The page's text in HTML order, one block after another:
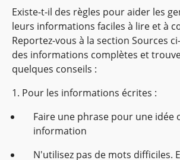
Existe-t-il des règles pour aider les
leurs informations faciles à lire et à
Reportez-vous à la section Sources
des informations complètes et
quelques conseils :
1. Pour les informations écrites :
Faire une phrase pour une idée
information
N'utilisez pas de mots difficiles.